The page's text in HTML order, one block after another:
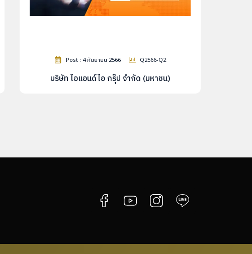
Post : 4 กันยายน 2566 Q2566-Q2
บริษัท ไอแอนด์ไอ กรุ๊ป จำกัด (มหาชน)